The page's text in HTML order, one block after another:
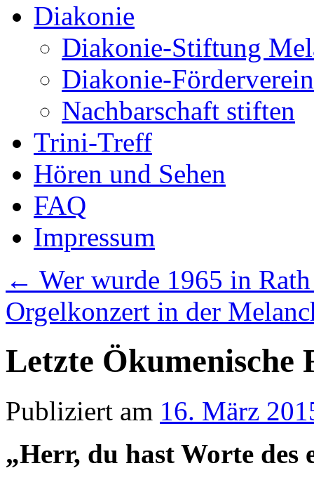
Diakonie
Diakonie-Stiftung
Diakonie-
Nachbarschaft stiften
Trini-Treff
Hören und Sehen
FAQ
Impressum
← Wer wurde 1965 in
Orgelkonzert in der
Letzte Ökumenische
Publiziert am 16. März
„Herr, du hast Worte des